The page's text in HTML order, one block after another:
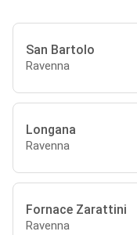
San Bartolo
Ravenna
Longana
Ravenna
Fornace Zarattini
Ravenna